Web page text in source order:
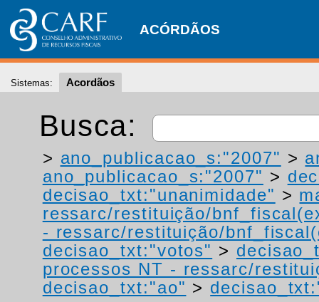
ACÓRDÃOS
Sistemas: Acordãos
Busca:
> ano_publicacao_s:"2007" >
ano_publicacao_s:"2007" >
decisao_txt:"unanimidade" >
ressarc/restituição/
- ressarc/restituição/
decisao_txt:"votos" >
processos NT - ressarc/
decisao_txt:"ao" >